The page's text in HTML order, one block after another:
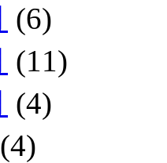
(6)
(11)
(4)
(4)